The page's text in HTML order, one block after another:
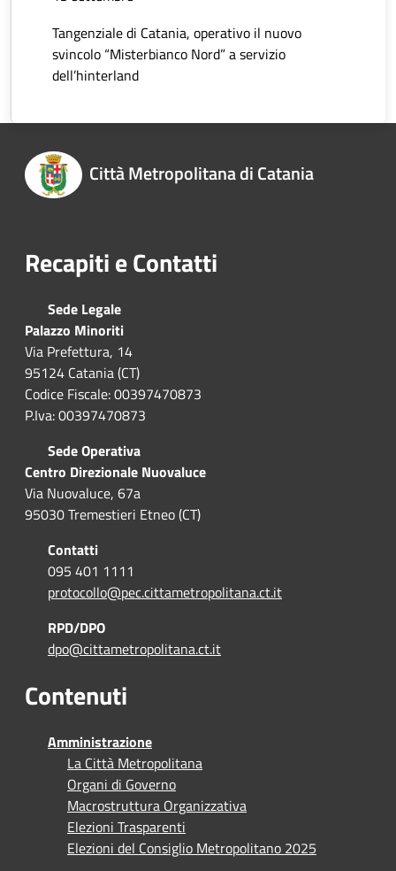
Tangenziale di Catania, operativo il nuovo
svincolo “Misterbianco Nord” a servizio
dell’hinterland
Città Metropolitana di Catania
Recapiti e Contatti
Sede Legale
Palazzo Minoriti
Via Prefettura, 14
95124 Catania (CT)
Codice Fiscale: 00397470873
P.Iva: 00397470873
Sede Operativa
Centro Direzionale Nuovaluce
Via Nuovaluce, 67a
95030 Tremestieri Etneo (CT)
Contatti
095 401 1111
protocollo@pec.cittametropolitana.ct.it
RPD/DPO
dpo@cittametropolitana.ct.it
Contenuti
Amministrazione
La Città Metropolitana
Organi di Governo
Macrostruttura Organizzativa
Elezioni Trasparenti
Elezioni del Consiglio Metropolitano 2025